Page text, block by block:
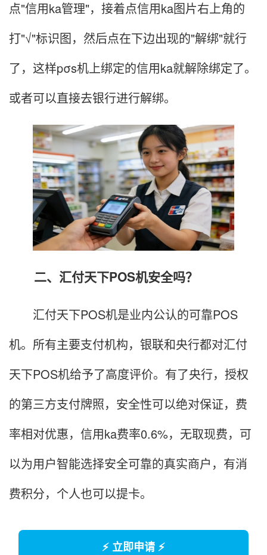
点"信用ka管理"，接着点信用ka图片右上角的
打"√"标识图，然后点在下边出现的"解绑"就行
了，这样pσs机上绑定的信用ka就解除绑定了。
或者可以直接去银行进行解绑。
二、汇付天下POS机安全吗？
汇付天下POS机是业内公认的可靠POS
机。所有主要支付机构，银联和央行都对汇付
天下POS机给予了高度评价。有了央行，授权
的第三方支付牌照，安全性可以绝对保证，费
率相对优惠，信用ka费率0.6%，无取现费，可
以为用户智能选择安全可靠的真实商户，有消
费积分，个人也可以提卡。
⚡ 立即申请 ⚡